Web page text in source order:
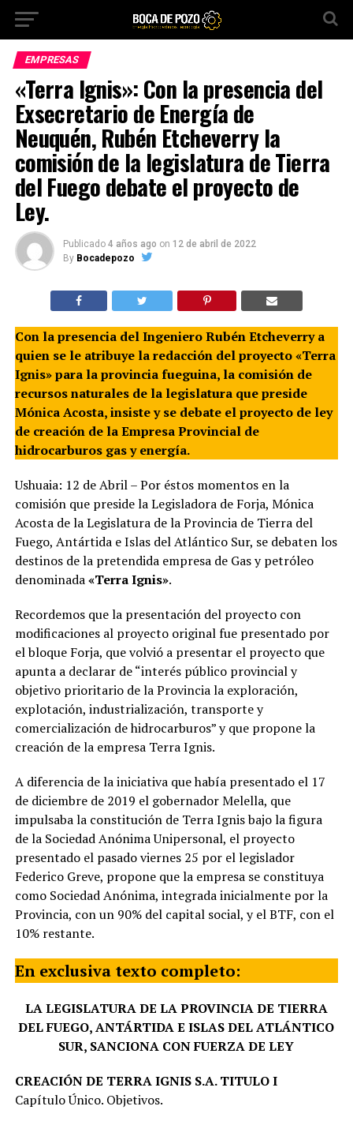
EMPRESAS
«Terra Ignis»: Con la presencia del
Exsecretario de Energía de
Neuquén, Rubén Etcheverry la
comisión de la legislatura de Tierra
del Fuego debate el proyecto de
Ley.
Publicado 4 años ago on 12 de abril de 2022
By Bocadepozo
Con la presencia del Ingeniero Rubén Etcheverry a
quien se le atribuye la redacción del proyecto «Terra
Ignis» para la provincia fueguina, la comisión de
recursos naturales de la legislatura que preside
Mónica Acosta, insiste y se debate el proyecto de ley
de creación de la Empresa Provincial de
hidrocarburos gas y energía.
Ushuaia: 12 de Abril – Por éstos momentos en la
comisión que preside la Legisladora de Forja, Mónica
Acosta de la Legislatura de la Provincia de Tierra del
Fuego, Antártida e Islas del Atlántico Sur, se debaten los
destinos de la pretendida empresa de Gas y petróleo
denominada«Terra Ignis».
Recordemos que la presentación del proyecto con
modificaciones al proyecto original fue presentado por
el bloque Forja, que volvió a presentar el proyecto que
apunta a declarar de “interés público provincial y
objetivo prioritario de la Provincia la exploración,
explotación, industrialización, transporte y
comercialización de hidrocarburos” y que propone la
creación de la empresa Terra Ignis.
A diferencia de la iniciativa que había presentado el 17
de diciembre de 2019 el gobernador Melella, que
impulsaba la constitución de Terra Ignis bajo la figura
de la Sociedad Anónima Unipersonal, el proyecto
presentado el pasado viernes 25 por el legislador
Federico Greve, propone que la empresa se constituya
como Sociedad Anónima, integrada inicialmente por la
Provincia, con un 90% del capital social, y el BTF, con el
10% restante.
En exclusiva texto completo:
LA LEGISLATURA DE LA PROVINCIA DE TIERRA
DEL FUEGO, ANTÁRTIDA E ISLAS DEL ATLÁNTICO
SUR, SANCIONA CON FUERZA DE LEY
CREACIÓN DE TERRA IGNIS S.A. TITULO I
Capítulo Único. Objetivos.